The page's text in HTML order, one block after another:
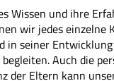
Wissen und ihre
wir jedes einzelne
in seiner
Auch die
der Eltern kann